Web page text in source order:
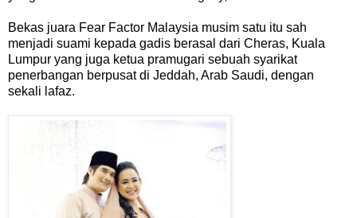
Bekas juara Fear Factor Malaysia musim satu itu sah
menjadi suami kepada gadis berasal dari Cheras, Kuala
Lumpur yang juga ketua pramugari sebuah syarikat
penerbangan berpusat di Jeddah, Arab Saudi, dengan
sekali lafaz.